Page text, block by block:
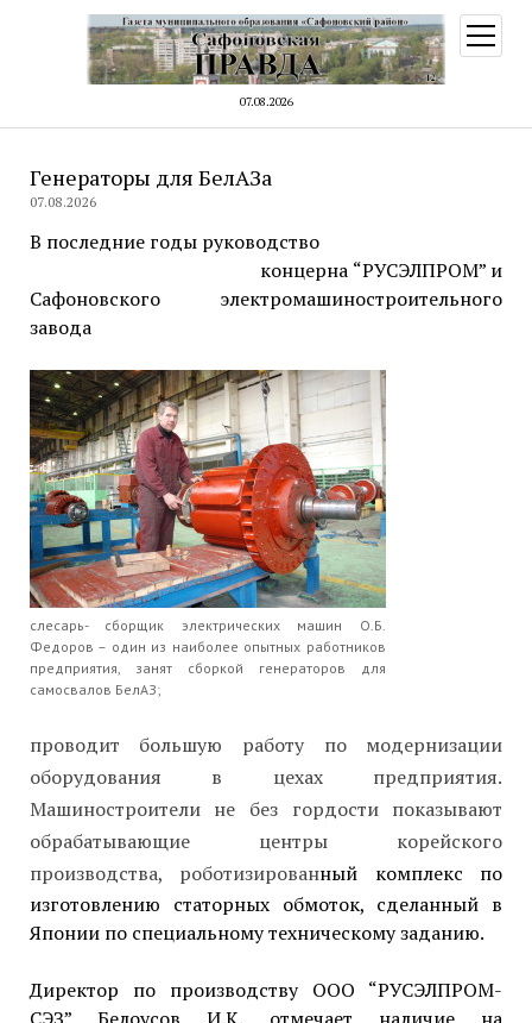
07.08.2026
меню
Генераторы для БелАЗа
07.08.2026
В последние годы руководство
концерна “РУСЭЛПРОМ” и
Сафоновского электромашиностроительного
завода
слесарь- сборщик электрических машин О.Б.
Федоров – один из наиболее опытных работников
предприятия, занят сборкой генераторов для
самосвалов БелАЗ;
проводит большую работу по модернизации
оборудования в цехах предприятия.
Машиностроители не без гордости показывают
обрабатывающие центры корейского
производства, роботизированный комплекс по
изготовлению статорных обмоток, сделанный в
Японии по специальному техническому заданию.
Директор по производству ООО “РУСЭЛПРОМ-